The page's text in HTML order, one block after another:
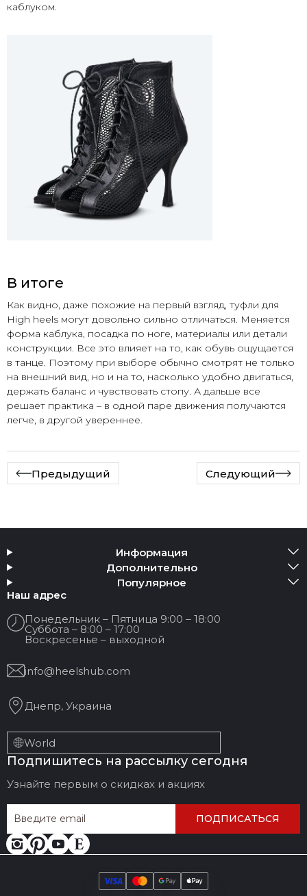
каблуком.
В итоге
Как видно, даже похожие на первый взгляд, туфли для
High heels могут довольно сильно отличаться. Меняется
форма каблука, посадка по ноге, материалы или детали
конструкции. Все это влияет на то, как обувь ощущается
в танце. Поэтому при выборе обычно смотрят не только
на внешний вид, но и на то, насколько удобно двигаться,
держать баланс и чувствовать стопу. А дальше все
решает практика – в одной паре движения получаются
легче, в другой увереннее.
Предыдущий Следующий
Информация
Дополнительно
Популярное
Наш адрес
Понедельник – Пятница 9:00 – 18:00
Суббота – 8:00 – 17:00
Воскресенье – выходной
info@heelshub.com
Днепр, Украина
World
Подпишитесь на рассылку сегодня
Узнайте первым о скидках и акциях
ПОДПИСАТЬСЯ